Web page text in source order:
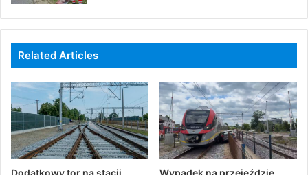
Related Articles
Dodatkowy tor na stacji
Wypadek na przejeździe